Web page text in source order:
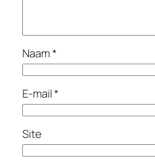
Naam*
E-mail*
Site